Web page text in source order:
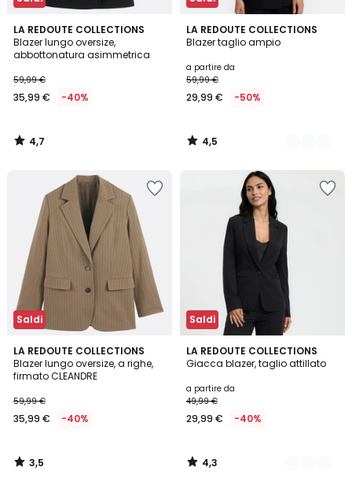
LA REDOUTE COLLECTIONS
Blazer lungo oversize,
abbottonatura asimmetrica
59,99 €
35,99 € -40%
4,7
/ 5
4,7
/
LA REDOUTE COLLECTIONS
Blazer taglio ampio
a partire da
59,99 €
29,99 € -50%
4,5
/ 5
4
Colori
4,5
/
Saldi
LA REDOUTE COLLECTIONS
Blazer lungo oversize, a righe,
firmato CLEANDRE
59,99 €
35,99 € -40%
3,5
/ 5
3,5
/
Saldi
LA REDOUTE COLLECTIONS
Giacca blazer, taglio attillato
a partire da
49,99 €
29,99 € -40%
4,3
/ 5
3
Colori
4,3
/